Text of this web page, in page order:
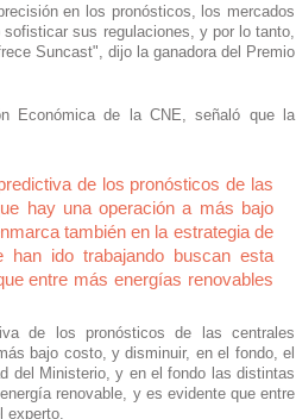
en los pronósticos, los mercados
sus regulaciones, y por lo tanto,
Suncast", dijo la ganadora del Premio
Económica de la CNE, señaló que la
de los pronósticos de las
hay una operación a más bajo
también en la estrategia de
ido trabajando buscan esta
entre más energías renovables
de los pronósticos de las centrales
bajo costo, y disminuir, en el fondo, el
del Ministerio, y en el fondo las distintas
renovable, y es evidente que entre
experto.